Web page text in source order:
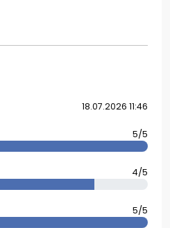
18.07.2026 11:46
5/5
4/5
5/5